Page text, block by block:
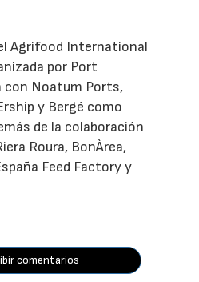
Agrifood International
por Port
con Noatum Ports,
y Bergé como
de la colaboración
Roura, BonÀrea,
Feed Factory y
comentarios